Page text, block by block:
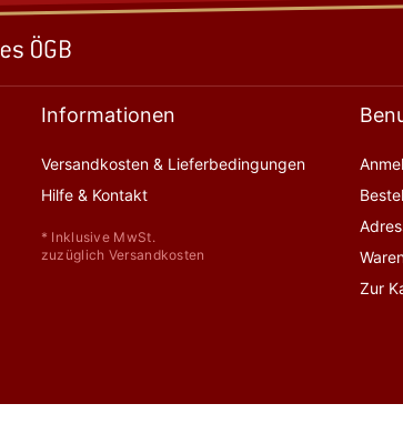
Informationen
Versandkosten & Lieferbedingungen
Hilfe & Kontakt
* Inklusive MwSt.
zuzüglich Versandkosten
Zur